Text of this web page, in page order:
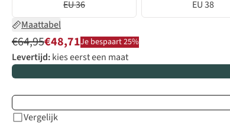
EU 36
EU 38
Maattabel
€64,95€48,71Je bespaart 25%
Levertijd:kies eerst een maat
Vergelijk